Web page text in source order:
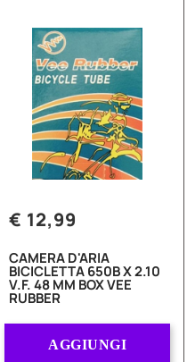
€ 12,99
CAMERA D'ARIA
BICICLETTA 650B X 2.10
V.F. 48 MM BOX VEE
RUBBER
AGGIUNGI